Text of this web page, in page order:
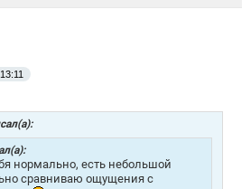
нормально, есть небольшой
сравниваю ощущения с